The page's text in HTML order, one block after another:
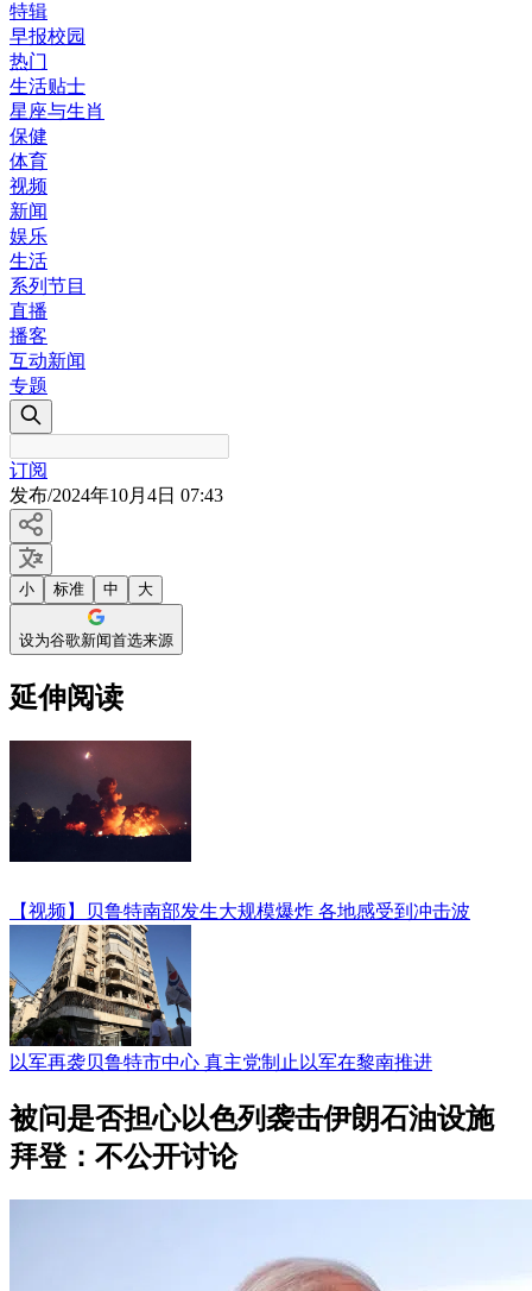
特辑
早报校园
热门
生活贴士
星座与生肖
保健
体育
视频
新闻
娱乐
生活
系列节目
直播
播客
互动新闻
专题
订阅
发布/2024年10月4日 07:43
小 标准 中 大
设为谷歌新闻首选来源
延伸阅读
【视频】贝鲁特南部发生大规模爆炸 各地感受到冲击波
以军再袭贝鲁特市中心 真主党制止以军在黎南推进
被问是否担心以色列袭击伊朗石油设施
拜登：不公开讨论